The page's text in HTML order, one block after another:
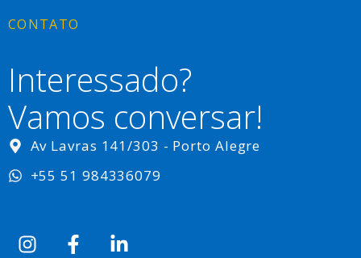
CONTATO
Interessado?
Vamos conversar!
Av Lavras 141/303 - Porto Alegre
+55 51 984336079